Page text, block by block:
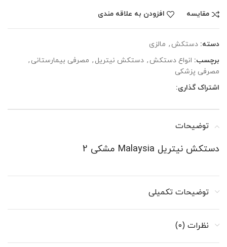
مقایسه افزودن به علاقه مندی
دسته: دستکش , مالزی
برچسب: انواع دستکش , دستکش نیتریل , مصرفی بیمارستانی ,
مصرفی پزشکی
اشتراک گذاری:
توضیحات
دستکش نیتریل Malaysia مشکی 2
توضیحات تکمیلی
نظرات (0)